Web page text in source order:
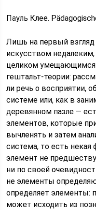
Пауль Клее.
Лишь на первый взгляд
искусством
целиком умещающимся
гештальт-теории:
ли речь о восприятии,
системе или, как в
деревянном пазле —
элементов, которые
вычленять и затем
система, то есть некая
элемент не
ни по своей
не элементы
определяет элементы:
может исходить из